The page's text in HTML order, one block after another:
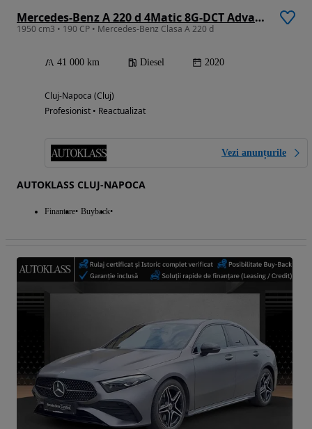
Mercedes-Benz A 220 d 4Matic 8G-DCT Advanced AMG Line
1950 cm3 • 190 CP • Mercedes-Benz Clasa A 220 d
41 000 km Diesel 2020
Cluj-Napoca (Cluj)
Profesionist • Reactualizat
Vezi anunțurile
AUTOKLASS CLUJ-NAPOCA
Finantare Buyback